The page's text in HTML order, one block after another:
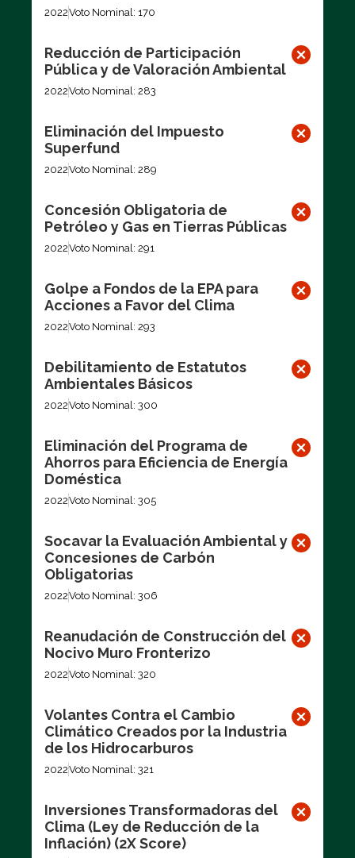
2022Voto Nominal: 170
Reducción de Participación
Pública y de Valoración Ambiental
2022Voto Nominal: 283
Eliminación del Impuesto
Superfund
2022Voto Nominal: 289
Concesión Obligatoria de
Petróleo y Gas en Tierras Públicas
2022Voto Nominal: 291
Golpe a Fondos de la EPA para
Acciones a Favor del Clima
2022Voto Nominal: 293
Debilitamiento de Estatutos
Ambientales Básicos
2022Voto Nominal: 300
Eliminación del Programa de
Ahorros para Eficiencia de Energía
Doméstica
2022Voto Nominal: 305
Socavar la Evaluación Ambiental y
Concesiones de Carbón
Obligatorias
2022Voto Nominal: 306
Reanudación de Construcción del
Nocivo Muro Fronterizo
2022Voto Nominal: 320
Volantes Contra el Cambio
Climático Creados por la Industria
de los Hidrocarburos
2022Voto Nominal: 321
Inversiones Transformadoras del
Clima (Ley de Reducción de la
Inflación) (2X Score)